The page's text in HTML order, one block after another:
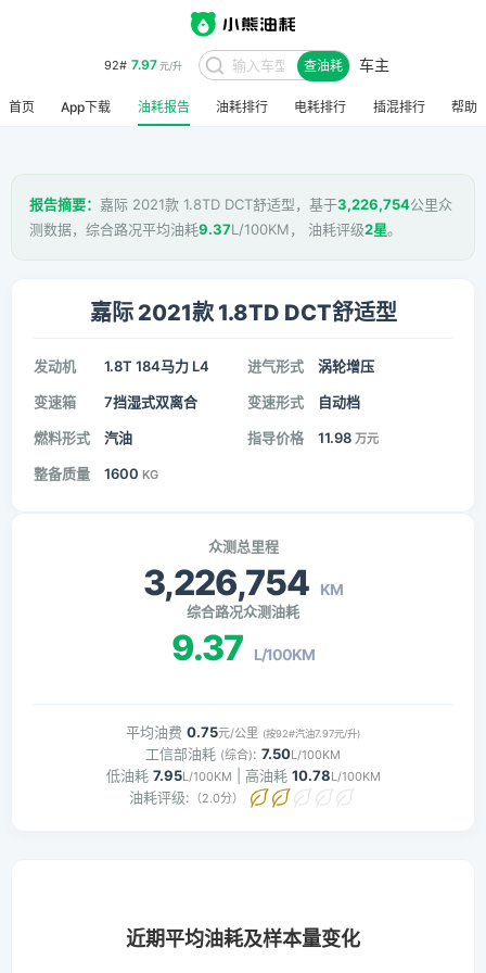
92# 7.97元/升 查油耗 车主
首页 App下载 油耗报告 油耗排行 电耗排行 插混排行 帮助
报告摘要： 嘉际 2021款 1.8TD DCT舒适型，基于3,226,754公里众
测数据，综合路况平均油耗9.37L/100KM， 油耗评级2星。
嘉际 2021款 1.8TD DCT舒适型
发动机 1.8T 184马力 L4 进气形式 涡轮增压
变速箱 7挡湿式双离合 变速形式 自动档
燃料形式 汽油 指导价格 11.98 万元
整备质量 1600 KG
众测总里程
3,226,754 KM
综合路况众测油耗
9.37 L/100KM
平均油费 0.75元/公里 (按92#汽油7.97元/升)
工信部油耗 (综合): 7.50L/100KM
低油耗 7.95L/100KM | 高油耗 10.78L/100KM
油耗评级: （2.0分）